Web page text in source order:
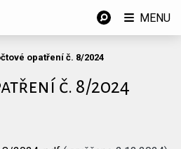
opatření č. 8/2024
č. 8/2024
MENU